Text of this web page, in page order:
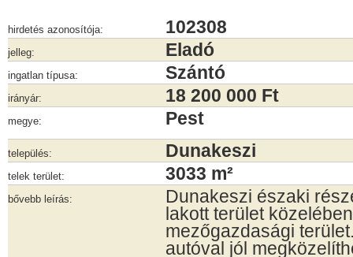
hirdetés azonosítója: 102308
jelleg: Eladó
ingatlan típusa: Szántó
irányár: 18 200 000 Ft
megye: Pest
település: Dunakeszi
telek terület: 3033 m²
bővebb leírás:
Dunakeszi északi
lakott terület
mezőgazdasági
autóval jól